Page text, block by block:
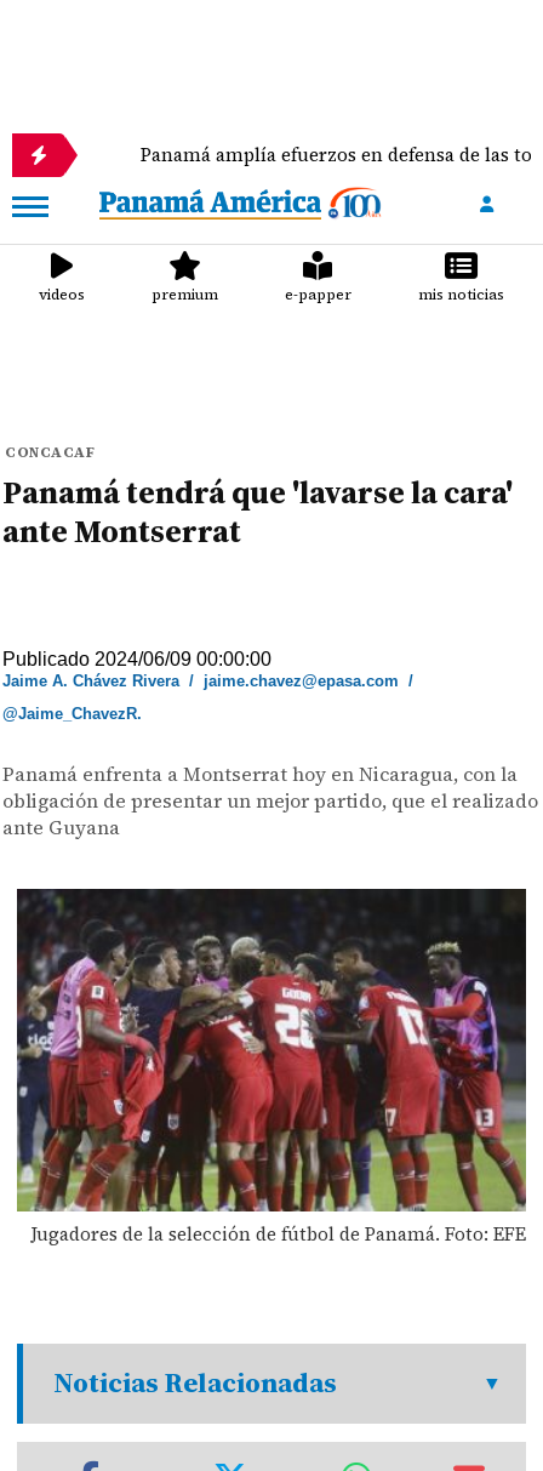
Panamá amplía efuerzos en defensa de las tortugas
videos premium e-papper mis noticias
CONCACAF
Panamá tendrá que 'lavarse la cara'
ante Montserrat
Publicado 2024/06/09 00:00:00
Jaime A. Chávez Rivera/ jaime.chavez@epasa.com /
@Jaime_ChavezR.
Panamá enfrenta a Montserrat hoy en Nicaragua, con la
obligación de presentar un mejor partido, que el realizado
ante Guyana
Jugadores de la selección de fútbol de Panamá. Foto: EFE
Noticias Relacionadas